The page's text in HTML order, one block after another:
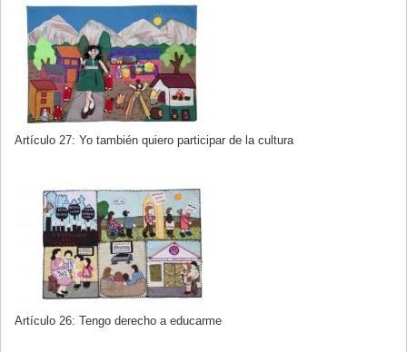
Artículo 27: Yo también quiero participar de la cultura
Artículo 26: Tengo derecho a educarme